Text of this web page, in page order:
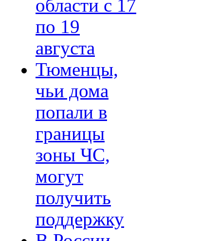
области с 17
по 19
августа
Тюменцы,
чьи дома
попали в
границы
зоны ЧС,
могут
получить
поддержку